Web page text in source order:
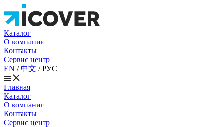
Каталог
О компании
Контакты
Сервис центр
EN /中文 /РУС
Главная
Каталог
О компании
Контакты
Сервис центр